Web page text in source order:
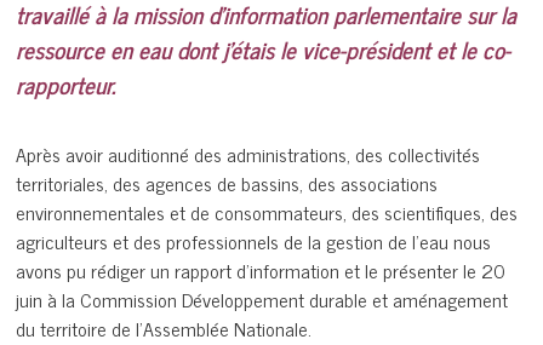
travaillé à la mission d’information parlementaire sur la
ressource en eau dont j’étais le vice-président et le co-
rapporteur.
Après avoir auditionné des administrations, des collectivités
territoriales, des agences de bassins, des associations
environnementales et de consommateurs, des scientifiques, des
agriculteurs et des professionnels de la gestion de l’eau nous
avons pu rédiger un rapport d’information et le présenter le 20
juin à la Commission Développement durable et aménagement
du territoire de l’Assemblée Nationale.